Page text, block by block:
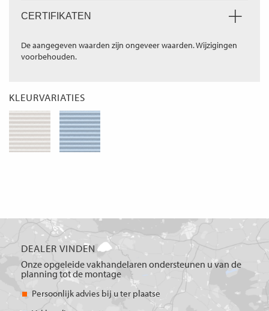
CERTIFIKATEN
De aangegeven waarden zijn ongeveer waarden. Wijzigingen
voorbehouden.
KLEURVARIATIES
DEALER VINDEN
Onze opgeleide vakhandelaren ondersteunen u van de
planning tot de montage
Persoonlijk advies bij u ter plaatse